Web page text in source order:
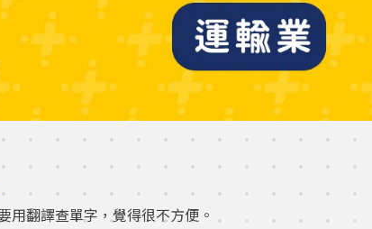
用翻譯查單字，覺得很不方便。